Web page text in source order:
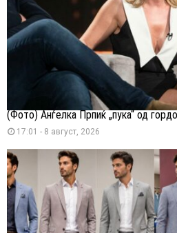
(Фото) Анѓелка Прпиќ „пука“ од
17:01 - 8 август, 2026